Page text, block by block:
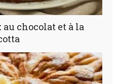
chocolat et à la